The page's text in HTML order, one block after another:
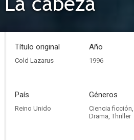
Título original
Cold Lazarus
Año
1996
País
Reino Unido
Géneros
Ciencia ficción,
Drama, Thriller